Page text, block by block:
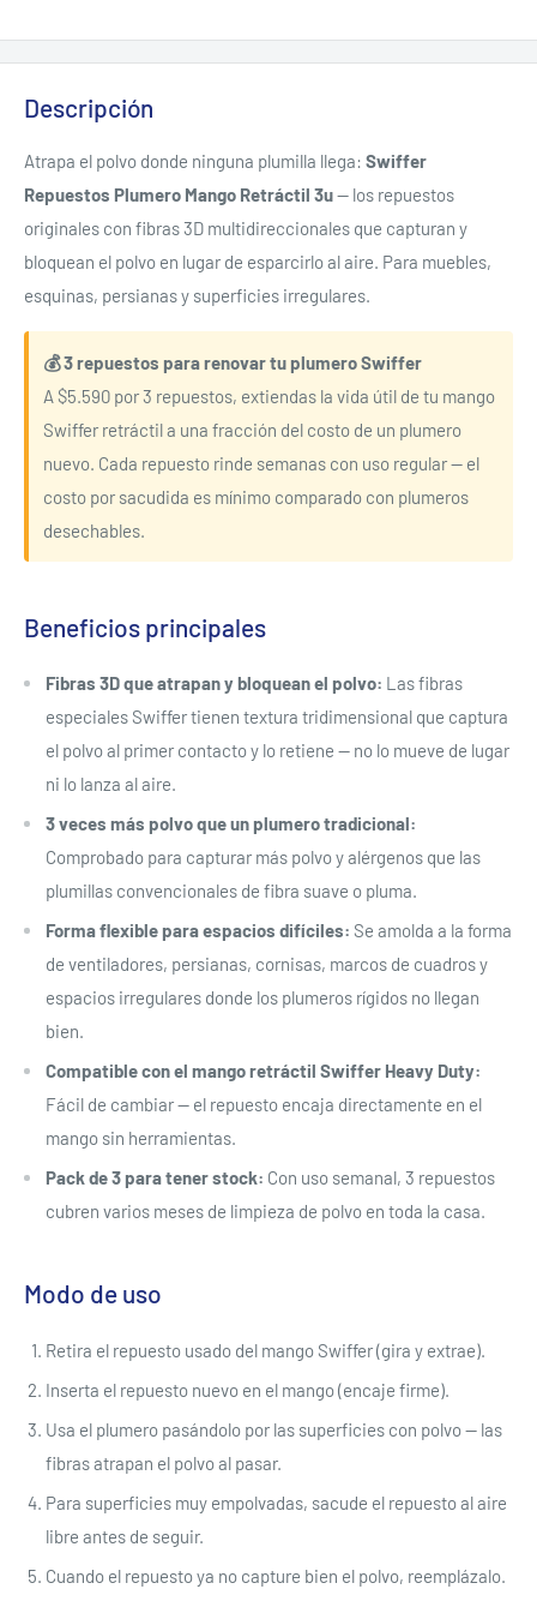
Descripción
Atrapa el polvo donde ninguna plumilla llega: Swiffer
Repuestos Plumero Mango Retráctil 3u— los repuestos
originales con fibras 3D multidireccionales que capturan y
bloquean el polvo en lugar de esparcirlo al aire. Para muebles,
esquinas, persianas y superficies irregulares.
💰 3 repuestos para renovar tu plumero Swiffer
A $5.590 por 3 repuestos, extiendas la vida útil de tu mango
Swiffer retráctil a una fracción del costo de un plumero
nuevo. Cada repuesto rinde semanas con uso regular — el
costo por sacudida es mínimo comparado con plumeros
desechables.
Beneficios principales
Fibras 3D que atrapan y bloquean el polvo: Las fibras
especiales Swiffer tienen textura tridimensional que captura
el polvo al primer contacto y lo retiene — no lo mueve de lugar
ni lo lanza al aire.
3 veces más polvo que un plumero tradicional:
Comprobado para capturar más polvo y alérgenos que las
plumillas convencionales de fibra suave o pluma.
Forma flexible para espacios difíciles: Se amolda a la forma
de ventiladores, persianas, cornisas, marcos de cuadros y
espacios irregulares donde los plumeros rígidos no llegan
bien.
Compatible con el mango retráctil Swiffer Heavy Duty:
Fácil de cambiar — el repuesto encaja directamente en el
mango sin herramientas.
Pack de 3 para tener stock: Con uso semanal, 3 repuestos
cubren varios meses de limpieza de polvo en toda la casa.
Modo de uso
Retira el repuesto usado del mango Swiffer (gira y extrae).
Inserta el repuesto nuevo en el mango (encaje firme).
Usa el plumero pasándolo por las superficies con polvo — las
fibras atrapan el polvo al pasar.
Para superficies muy empolvadas, sacude el repuesto al aire
libre antes de seguir.
Cuando el repuesto ya no capture bien el polvo, reemplázalo.